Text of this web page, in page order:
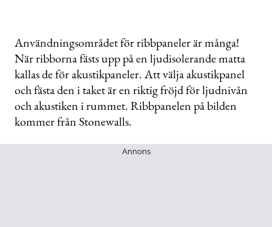
Användningsområdet för ribbpaneler är många!
När ribborna fästs upp på en ljudisolerande matta
kallas de för akustikpaneler. Att välja akustikpanel
och fästa den i taket är en riktig fröjd för ljudnivån
och akustiken i rummet. Ribbpanelen på bilden
kommer från Stonewalls.
Annons